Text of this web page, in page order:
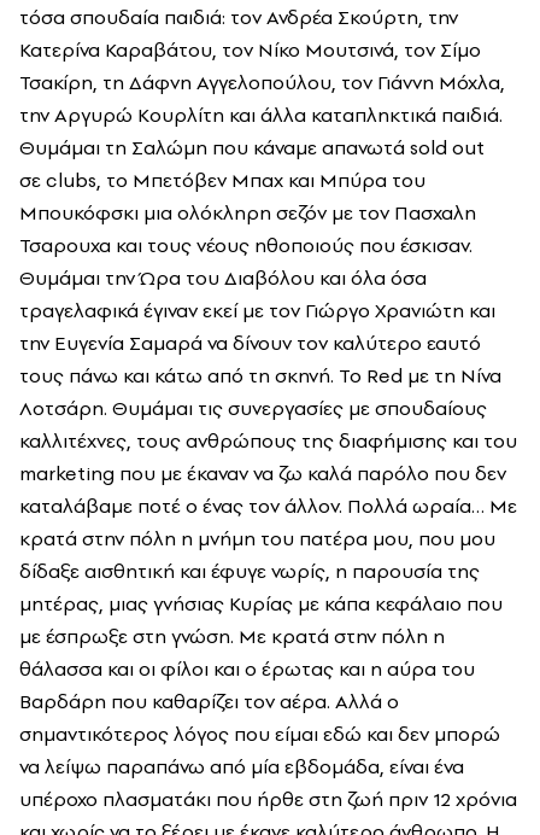
τόσα σπουδαία παιδιά: τον Ανδρέα Σκούρτη, την
Κατερίνα Καραβάτου, τον Νίκο Μουτσινά, τον Σίμο
Τσακίρη, τη Δάφνη Αγγελοπούλου, τον Γιάννη Μόχλα,
την Αργυρώ Κουρλίτη και άλλα καταπληκτικά παιδιά.
Θυμάμαι τη Σαλώμη που κάναμε απανωτά sold out
σε clubs, το Μπετόβεν Μπαχ και Μπύρα του
Μπουκόφσκι μια ολόκληρη σεζόν με τον Πασχαλη
Τσαρουχα και τους νέους ηθοποιούς που έσκισαν.
Θυμάμαι την Ώρα του Διαβόλου και όλα όσα
τραγελαφικά έγιναν εκεί με τον Γιώργο Χρανιώτη και
την Ευγενία Σαμαρά να δίνουν τον καλύτερο εαυτό
τους πάνω και κάτω από τη σκηνή. To Red με τη Νίνα
Λοτσάρη. Θυμάμαι τις συνεργασίες με σπουδαίους
καλλιτέχνες, τους ανθρώπους της διαφήμισης και του
marketing που με έκαναν να ζω καλά παρόλο που δεν
καταλάβαμε ποτέ ο ένας τον άλλον. Πολλά ωραία… Με
κρατά στην πόλη η μνήμη του πατέρα μου, που μου
δίδαξε αισθητική και έφυγε νωρίς, η παρουσία της
μητέρας, μιας γνήσιας Κυρίας με κάπα κεφάλαιο που
με έσπρωξε στη γνώση. Με κρατά στην πόλη η
θάλασσα και οι φίλοι και ο έρωτας και η αύρα του
Βαρδάρη που καθαρίζει τον αέρα. Αλλά ο
σημαντικότερος λόγος που είμαι εδώ και δεν μπορώ
να λείψω παραπάνω από μία εβδομάδα, είναι ένα
υπέροχο πλασματάκι που ήρθε στη ζωή πριν 12 χρόνια